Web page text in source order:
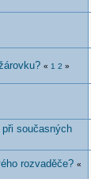
« 1 2 »
současných
rozvaděče? «